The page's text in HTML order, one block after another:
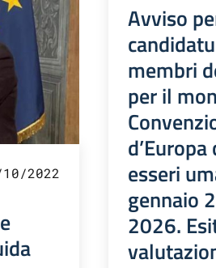
2022
Avviso
membri
per il
esseri
gennaio
2026.